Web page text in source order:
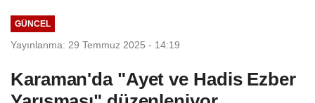
GÜNCEL
Yayınlanma: 29 Temmuz 2025 - 14:19
Karaman'da "Ayet ve Hadis Ezber